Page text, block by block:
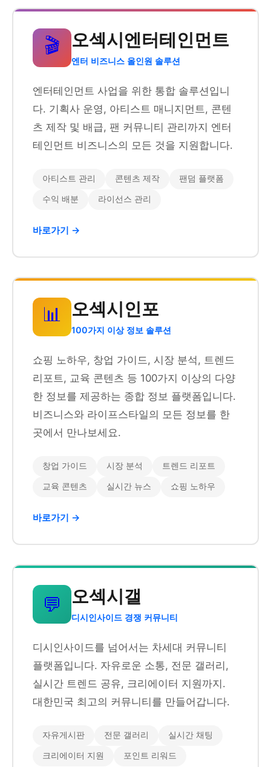
🎬 오섹시엔터테인먼트
엔터 비즈니스 올인원 솔루션
엔터테인먼트 사업을 위한 통합 솔루션입니
다. 기획사 운영, 아티스트 매니지먼트, 콘텐
츠 제작 및 배급, 팬 커뮤니티 관리까지 엔터
테인먼트 비즈니스의 모든 것을 지원합니다.
아티스트 관리 콘텐츠 제작 팬덤 플랫폼
수익 배분 라이선스 관리
바로가기 →
📊 오섹시인포
100가지 이상 정보 솔루션
쇼핑 노하우, 창업 가이드, 시장 분석, 트렌드
리포트, 교육 콘텐츠 등 100가지 이상의 다양
한 정보를 제공하는 종합 정보 플랫폼입니다.
비즈니스와 라이프스타일의 모든 정보를 한
곳에서 만나보세요.
창업 가이드 시장 분석 트렌드 리포트
교육 콘텐츠 실시간 뉴스 쇼핑 노하우
바로가기 →
💬 오섹시갤
디시인사이드 경쟁 커뮤니티
디시인사이드를 넘어서는 차세대 커뮤니티
플랫폼입니다. 자유로운 소통, 전문 갤러리,
실시간 트렌드 공유, 크리에이터 지원까지.
대한민국 최고의 커뮤니티를 만들어갑니다.
자유게시판 전문 갤러리 실시간 채팅
크리에이터 지원 포인트 리워드